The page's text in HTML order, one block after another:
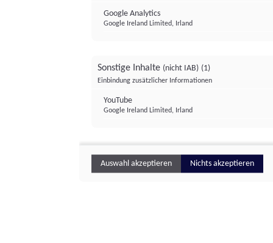
Google Analytics
Google Ireland Limited, Irland
Sonstige Inhalte (nicht IAB) (1)
Einbindung zusätzlicher Informationen
YouTube
Google Ireland Limited, Irland
Auswahl akzeptieren Nichts akzeptieren